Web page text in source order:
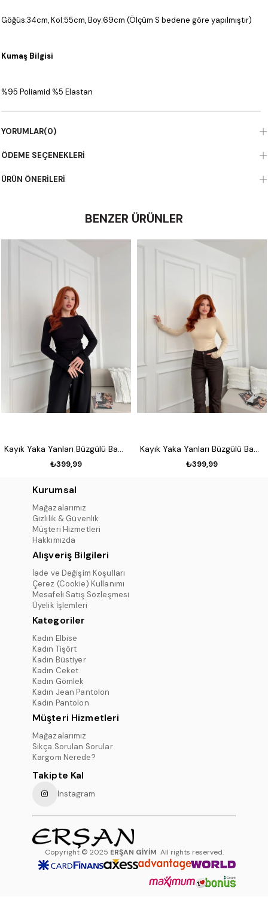
Göğüs:34cm, Kol:55cm, Boy:69cm (Ölçüm S bedene göre yapılmıştır)
Kumaş Bilgisi
%95 Poliamid %5 Elastan
YORUMLAR(0)
ÖDEME SEÇENEKLERI
ÜRÜN ÖNERILERI
BENZER ÜRÜNLER
Kayık Yaka Yanları Büzgülü Badi Siyah
₺399,99
Kayık Yaka Yanları Büzgülü Badi Taş
₺399,99
Kurumsal
Mağazalarımız
Gizlilik & Güvenlik
Müşteri Hizmetleri
Hakkımızda
Alışveriş Bilgileri
İade ve Değişim Koşulları
Çerez (Cookie) Kullanımı
Mesafeli Satış Sözleşmesi
Üyelik İşlemleri
Kategoriler
Kadın Elbise
Kadın Tişört
Kadın Büstiyer
Kadın Ceket
Kadın Gömlek
Kadın Jean Pantolon
Kadın Pantolon
Müşteri Hizmetleri
Mağazalarımız
Sıkça Sorulan Sorular
Kargom Nerede?
Takipte Kal
Instagram
Copyright © 2025 ERŞAN GİYİM All rights reserved.